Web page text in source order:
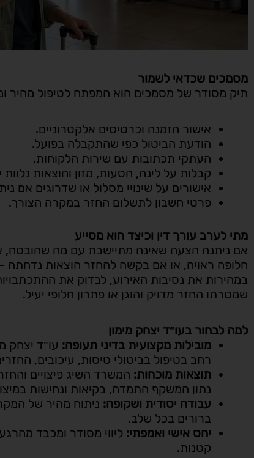
מסמכים שכדאי לשמור
תיק מסודר של מסמכים הוא המפתח לטיפול מהיר
אישור הזמנה וכרטיסים אלקטרוניים.
הודעת הביטול כפי שהתקבלה בפועל.
העתקי תכתובות עם שירות הלקוחות.
קבלות על לינה, הסעות, מזון והוצאות נלוות
אישורים על שינויי מסלול או שדרוגים אם
פרטי חשבון לתשלום החזר במקרה הצורך.
מתי לערב עורך דין וכיצד הוא מסייע
אם ניתנה הצעה שאינה מתיישבת עם מה
חלופה ראויה, או אם בקשה להחזר הוצאות נדחתה –
במהירות את נסיבות האירוע, לבדוק את
שמטרתו החזר מדויק והוגן או פתרון חלופי יעיל.
למה לבחור בעו״ד יצחק מימון
מובילות מקצועית בדיני תעופה: עו״ד יצחק
רחב בטיפול בביטולי טיסות, עיכובים,
תוצאות מוכחות:
נתון המשקף התמדה, בקיאות ונחישות
עבודה יסודית ושקופה: ניתוח מהיר של
ברורים בכל שלב.
יחס אישי ואמפתי: ליווי מסודר ומכבד
קטנות.